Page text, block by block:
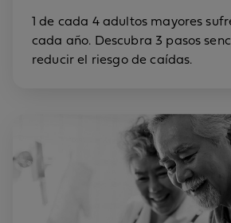
1 de cada 4 adultos mayores
cada año. Descubra 3 pasos
reducir el riesgo de caídas.